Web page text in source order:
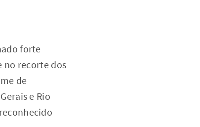
forte
no recorte dos
de
e Rio